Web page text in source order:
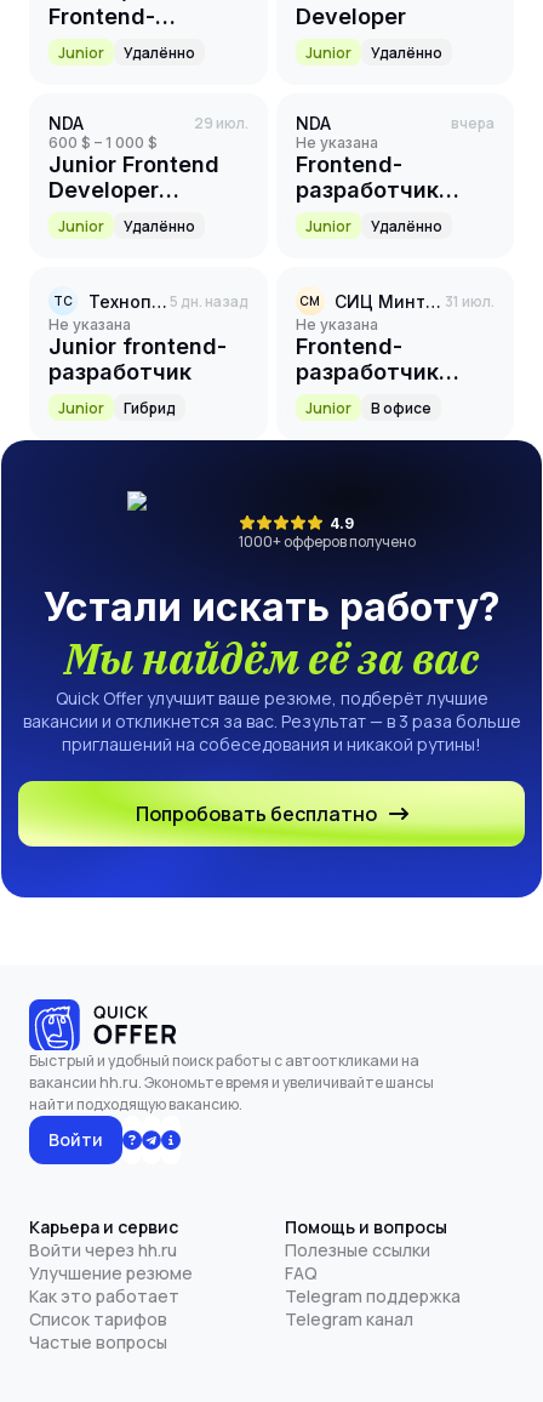
Frontend-
разработчик
(Angular)
Junior Удалённо
Developer
Junior Удалённо
NDA 29 июл.
600 $ – 1 000 $
Junior Frontend
Developer
(TypeScript)
Junior Удалённо
NDA вчера
Не указана
Frontend-
разработчик
(React) на
доработку
Junior Удалённо
ТС Технопарк Сколково 5 дн. назад
Не указана
Junior frontend-
разработчик
Junior Гибрид
СМ СИЦ Минтранса России 31 июл.
Не указана
Frontend-
разработчик
(Junior+)
Junior В офисе
4.9
1000+ офферов получено
Устали искать работу?
Мы найдём её за вас
Quick Offer улучшит ваше резюме, подберёт лучшие
вакансии и откликнется за вас. Результат — в 3 раза больше
приглашений на собеседования и никакой рутины!
Попробовать бесплатно
Быстрый и удобный поиск работы с автооткликами на
вакансии hh.ru. Экономьте время и увеличивайте шансы
найти подходящую вакансию.
Войти
Карьера и сервис
Войти через hh.ru
Улучшение резюме
Как это работает
Список тарифов
Частые вопросы
Помощь и вопросы
Полезные ссылки
FAQ
Telegram поддержка
Telegram канал